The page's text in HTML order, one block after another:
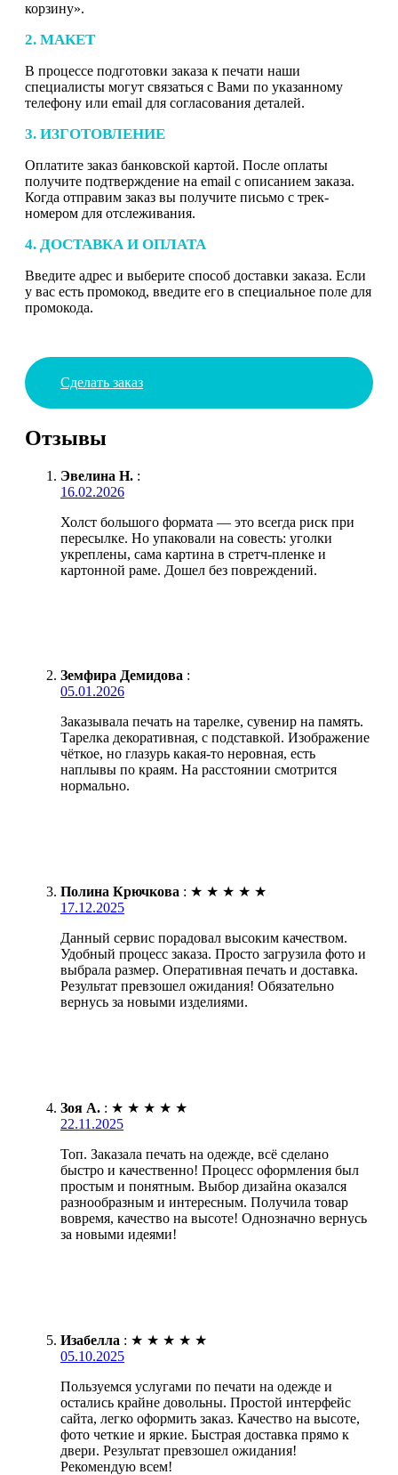
корзину».
2. МАКЕТ
В процессе подготовки заказа к печати наши
специалисты могут связаться с Вами по указанному
телефону или email для согласования деталей.
3. ИЗГОТОВЛЕНИЕ
Оплатите заказ банковской картой. После оплаты
получите подтверждение на email с описанием заказа.
Когда отправим заказ вы получите письмо с трек-
номером для отслеживания.
4. ДОСТАВКА И ОПЛАТА
Введите адрес и выберите способ доставки заказа. Если
у вас есть промокод, введите его в специальное поле для
промокода.
Сделать заказ
Отзывы
Эвелина Н. :
16.02.2026
Холст большого формата — это всегда риск при
пересылке. Но упаковали на совесть: уголки
укреплены, сама картина в стретч-пленке и
картонной раме. Дошел без повреждений.
Земфира Демидова :
05.01.2026
Заказывала печать на тарелке, сувенир на память.
Тарелка декоративная, с подставкой. Изображение
чёткое, но глазурь какая-то неровная, есть
наплывы по краям. На расстоянии смотрится
нормально.
Полина Крючкова : ★ ★ ★ ★ ★
17.12.2025
Данный сервис порадовал высоким качеством.
Удобный процесс заказа. Просто загрузила фото и
выбрала размер. Оперативная печать и доставка.
Результат превзошел ожидания! Обязательно
вернусь за новыми изделиями.
Зоя А. : ★ ★ ★ ★ ★
22.11.2025
Топ. Заказала печать на одежде, всё сделано
быстро и качественно! Процесс оформления был
простым и понятным. Выбор дизайна оказался
разнообразным и интересным. Получила товар
вовремя, качество на высоте! Однозначно вернусь
за новыми идеями!
Изабелла : ★ ★ ★ ★ ★
05.10.2025
Пользуемся услугами по печати на одежде и
остались крайне довольны. Простой интерфейс
сайта, легко оформить заказ. Качество на высоте,
фото четкие и яркие. Быстрая доставка прямо к
двери. Результат превзошел ожидания!
Рекомендую всем!